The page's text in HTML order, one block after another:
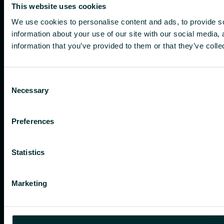
This website uses cookies
We use cookies to personalise content and ads, to provide
information about your use of our site with our social
information that you’ve provided to them or that they’ve
Selection
Necessary
Preferences
Statistics
Marketing